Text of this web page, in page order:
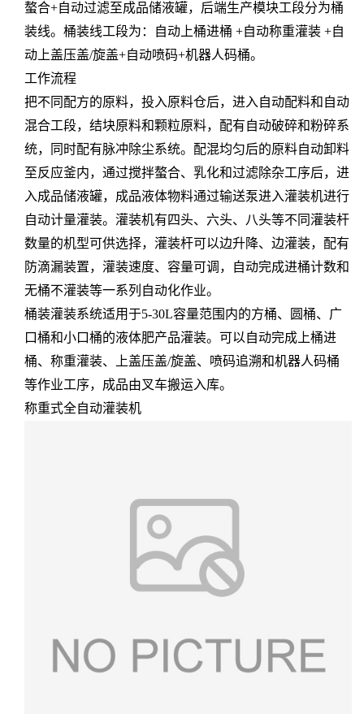
螯合+自动过滤至成品储液罐，后端生产模块工段分为桶
装线。桶装线工段为：自动上桶进桶 +自动称重灌装 +自
动上盖压盖/旋盖+自动喷码+机器人码桶。
工作流程
把不同配方的原料，投入原料仓后，进入自动配料和自动
混合工段，结块原料和颗粒原料，配有自动破碎和粉碎系
统，同时配有脉冲除尘系统。配混均匀后的原料自动卸料
至反应釜内，通过搅拌螯合、乳化和过滤除杂工序后，进
入成品储液罐，成品液体物料通过输送泵进入灌装机进行
自动计量灌装。灌装机有四头、六头、八头等不同灌装杆
数量的机型可供选择，灌装杆可以边升降、边灌装，配有
防滴漏装置，灌装速度、容量可调，自动完成进桶计数和
无桶不灌装等一系列自动化作业。
桶装灌装系统适用于5-30L容量范围内的方桶、圆桶、广
口桶和小口桶的液体肥产品灌装。可以自动完成上桶进
桶、称重灌装、上盖压盖/旋盖、喷码追溯和机器人码桶
等作业工序，成品由叉车搬运入库。
称重式全自动灌装机